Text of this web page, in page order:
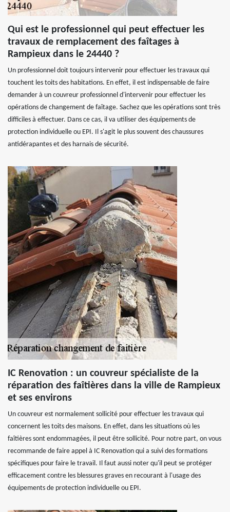
Qui est le professionnel qui peut effectuer les
travaux de remplacement des faîtages à
Rampieux dans le 24440 ?
Un professionnel doit toujours intervenir pour effectuer les travaux qui
touchent les toits des habitations. En effet, il est indispensable de faire
demander à un couvreur professionnel d'intervenir pour effectuer les
opérations de changement de faîtage. Sachez que les opérations sont très
difficiles à effectuer. Dans ce cas, il va utiliser des équipements de
protection individuelle ou EPI. Il s'agit le plus souvent des chaussures
antidérapantes et des harnais de sécurité.
IC Renovation : un couvreur spécialiste de la
réparation des faîtières dans la ville de Rampieux
et ses environs
Un couvreur est normalement sollicité pour effectuer les travaux qui
concernent les toits des maisons. En effet, dans les situations où les
faîtières sont endommagées, il peut être sollicité. Pour notre part, on vous
recommande de faire appel à IC Renovation qui a suivi des formations
spécifiques pour faire le travail. Il faut aussi noter qu'il peut se protéger
efficacement contre les blessures graves en recourant à l'usage des
équipements de protection individuelle ou EPI.